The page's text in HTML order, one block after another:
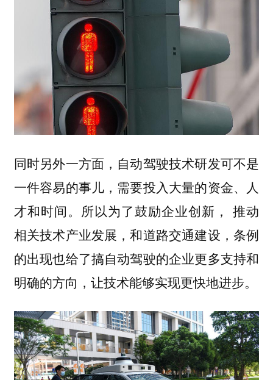
同时另外一方面，自动驾驶技术研发可不是
一件容易的事儿，需要投入大量的资金、人
才和时间。所以为了鼓励企业创新 ， 推动
相关技术产业发展，和道路交通建设，条例
的出现也给了搞自动驾驶的企业更多支持和
明确的方向，让技术能够实现更快地进步。